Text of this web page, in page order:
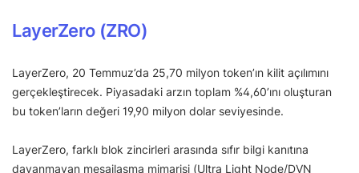
LayerZero (ZRO)
LayerZero, 20 Temmuz’da 25,70 milyon token’ın kilit açılımını
gerçekleştirecek. Piyasadaki arzın toplam %4,60’ını oluşturan
bu token’ların değeri 19,90 milyon dolar seviyesinde.
LayerZero, farklı blok zincirleri arasında sıfır bilgi kanıtına
dayanmayan mesajlaşma mimarisi (Ultra Light Node/DVN